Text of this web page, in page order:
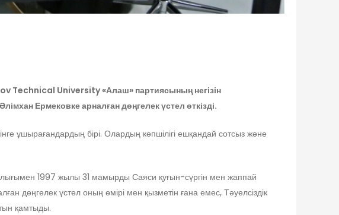
Technical University «Алаш» партиясының негізін
Ермековке арналған дөңгелек үстел өткізді.
ұшырағандардың бірі. Олардың көпшілігі ешқандай сотсыз және
1997 жылы 31 мамырды Саяси қуғын-сүргін мен жаппай
дөңгелек үстел оның өмірі мен қызметін ғана емес, Тәуелсіздік
қамтыды.